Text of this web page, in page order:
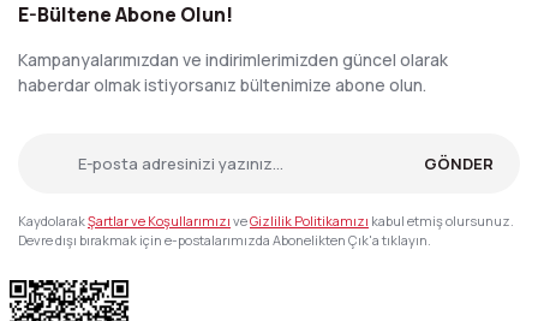
E-Bültene Abone Olun!
Kampanyalarımızdan ve indirimlerimizden güncel olarak
haberdar olmak istiyorsanız bültenimize abone olun.
GÖNDER
KaydolarakŞartlar ve Koşullarımızı veGizlilik Politikamızı kabul etmiş olursunuz.
Devre dışı bırakmak için e-postalarımızda Abonelikten Çık'a tıklayın.